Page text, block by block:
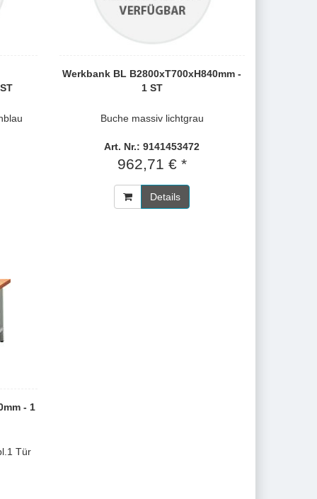
Werkbank BL B2800xT700xH840mm -
1 ST
Buche massiv lichtgrau
Art. Nr.: 9141453472
962,71 € *
Details
- 1
Tür